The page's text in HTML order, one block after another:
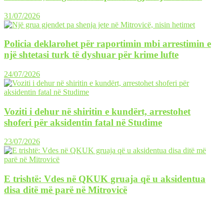
31/07/2026
Policia deklarohet për raportimin mbi arrestimin e
një shtetasi turk të dyshuar për krime lufte
24/07/2026
Voziti i dehur në shiritin e kundërt, arrestohet
shoferi për aksidentin fatal në Studime
23/07/2026
E trishtë: Vdes në QKUK gruaja që u aksidentua
disa ditë më parë në Mitrovicë